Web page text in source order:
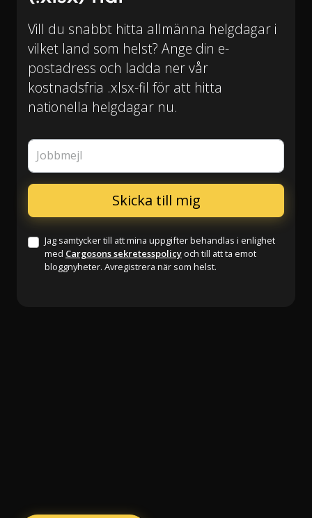
Vill du snabbt hitta allmänna helgdagar i
vilket land som helst? Ange din e-
postadress och ladda ner vår
kostnadsfria .xlsx-fil för att hitta
nationella helgdagar nu.
Jobbmejl
Jag samtycker till att mina uppgifter behandlas i enlighet
med Cargosons sekretesspolicy och till att ta emot
bloggnyheter. Avregistrera när som helst.